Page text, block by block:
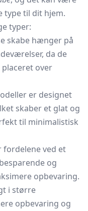
type til dit hjem.
typer:
skabe hænger på
da de
over
er designet
skaber et glat og
til minimalistisk
fordelene ved et
og
opbevaring.
i større
opbevaring og